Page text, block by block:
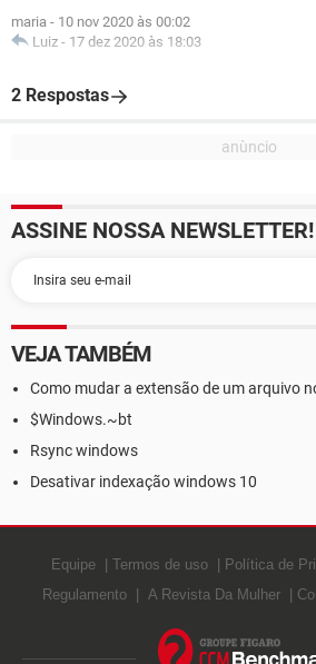
maria - 10 nov 2020 às 00:02
Luiz - 17 dez 2020 às 18:03
2 Respostas
ASSINE NOSSA NEWSLETTER!
VEJA TAMBÉM
Como mudar a extensão de um arquivo
$Windows.~bt
Rsync windows
Desativar indexação windows 10
Equipe Termos de uso Política de
Regulamento
A Revista Da Mulher